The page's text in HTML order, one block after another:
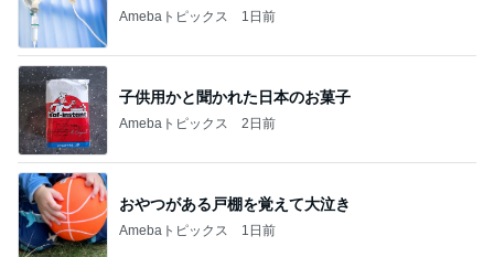
Amebaトピックス 1日前
子供用かと聞かれた日本のお菓子
Amebaトピックス 2日前
おやつがある戸棚を覚えて大泣き
Amebaトピックス 1日前